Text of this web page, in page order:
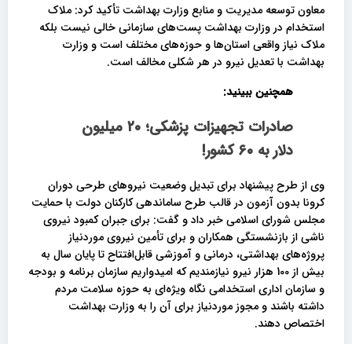
معاون توسعه مدیریت و منابع وزارت بهداشت تأکید کرد: ملاک
استخدام در وزارت بهداشت پست‌های سازمانی خالی نیست بلکه
ملاک نیاز واقعی استان‌ها و حوزه‌های مختلف است و وزارت
بهداشت با تعدیل نیرو در هر شکلی مخالف است.
همچنین ببینید:
صادرات تجهیزات پزشکی؛ ۲۰ میلیون
دلار به ۶۰ کشور!
وی از طرح پیشنهاد برای تبدیل وضعیت نیروهای طرحی دوران
کرونا بدون آزمون در قالب طرح ساماندهی کارکنان دولت با حمایت
مجلس شورای اسلامی خبر داد و گفت: برای جبران کمبود نیروی
ناشی از بازنشستگی همکاران و برای تأمین نیروی موردنیاز
پروژه‌های بهداشتی، درمانی و آموزشی قابل‌افتتاح تا پایان سال به
بیش از 100 هزار نیرو نیازمندیم که امیدواریم سازمان برنامه‌ و بودجه
و سازمان اداری استخدامی نگاه ویژه‌ای به حوزه سلامت مردم
داشته باشند و مجوز موردنیاز برای آن را به وزارت بهداشت
اختصاص دهند.